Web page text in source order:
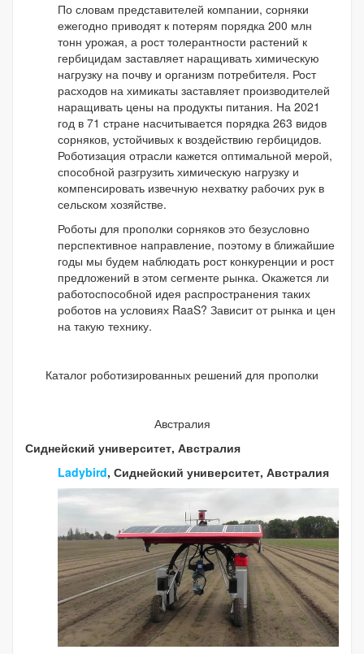
По словам представителей компании, сорняки
ежегодно приводят к потерям порядка 200 млн
тонн урожая, а рост толерантности растений к
гербицидам заставляет наращивать химическую
нагрузку на почву и организм потребителя. Рост
расходов на химикаты заставляет производителей
наращивать цены на продукты питания. На 2021
год в 71 стране насчитывается порядка 263 видов
сорняков, устойчивых к воздействию гербицидов.
Роботизация отрасли кажется оптимальной мерой,
способной разгрузить химическую нагрузку и
компенсировать извечную нехватку рабочих рук в
сельском хозяйстве.
Роботы для прополки сорняков это безусловно
перспективное направление, поэтому в ближайшие
годы мы будем наблюдать рост конкуренции и рост
предложений в этом сегменте рынка. Окажется ли
работоспособной идея распространения таких
роботов на условиях RaaS? Зависит от рынка и цен
на такую технику.
Каталог роботизированных решений для прополки
Австралия
Сиднейский университет, Австралия
Ladybird, Сиднейский университет, Австралия